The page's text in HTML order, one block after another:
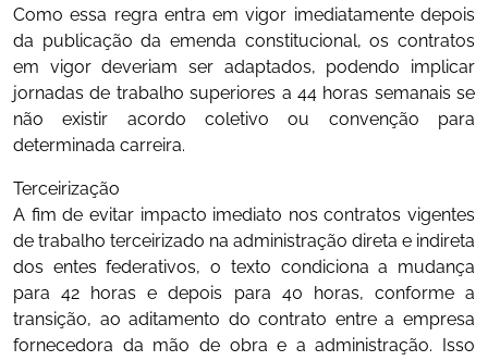
Como essa regra entra em vigor imediatamente depois
da publicação da emenda constitucional, os contratos
em vigor deveriam ser adaptados, podendo implicar
jornadas de trabalho superiores a 44 horas semanais se
não existir acordo coletivo ou convenção para
determinada carreira.
Terceirização
A fim de evitar impacto imediato nos contratos vigentes
de trabalho terceirizado na administração direta e indireta
dos entes federativos, o texto condiciona a mudança
para 42 horas e depois para 40 horas, conforme a
transição, ao aditamento do contrato entre a empresa
fornecedora da mão de obra e a administração. Isso